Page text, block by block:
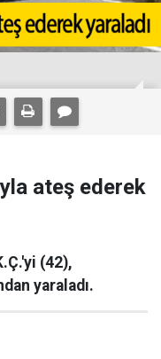
ateş ederek
(42),
yaraladı.